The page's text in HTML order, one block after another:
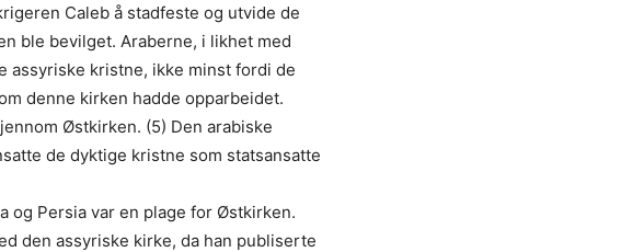
Caleb å stadfeste og utvide de
ble bevilget. Araberne, i likhet med
kristne, ikke minst fordi de
denne kirken hadde opparbeidet.
Østkirken. (5) Den arabiske
de dyktige kristne som statsansatte
og Persia var en plage for Østkirken.
den assyriske kirke, da han publiserte